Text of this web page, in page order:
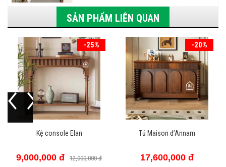
SẢN PHẨM LIÊN QUAN
-25%
đ 12,000,000 đ
Tủ Maison d’Annam
17,600,000 đ